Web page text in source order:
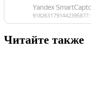
Читайте также